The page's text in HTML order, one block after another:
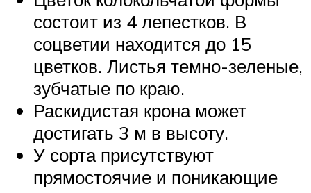
состоит из 4 лепестков. В
соцветии находится до 15
цветков. Листья темно-зеленые,
зубчатые по краю.
Раскидистая крона может
достигать 3 м в высоту.
У сорта присутствуют
прямостоячие и поникающие